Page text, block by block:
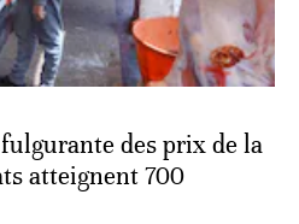
des prix de la
atteignent 700